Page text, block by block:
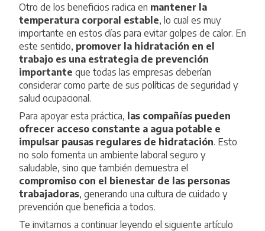
Otro de los beneficios radica en mantener la
temperatura corporal estable, lo cual es muy
importante en estos días para evitar golpes de calor. En
este sentido, promover la hidratación en el
trabajo es una estrategia de prevención
importante que todas las empresas deberían
considerar como parte de sus políticas de seguridad y
salud ocupacional.
Para apoyar esta práctica, las compañías pueden
ofrecer acceso constante a agua potable e
impulsar pausas regulares de hidratación. Esto
no solo fomenta un ambiente laboral seguro y
saludable, sino que también demuestra el
compromiso con el bienestar de las personas
trabajadoras, generando una cultura de cuidado y
prevención que beneficia a todos.
Te invitamos a continuar leyendo el siguiente artículo